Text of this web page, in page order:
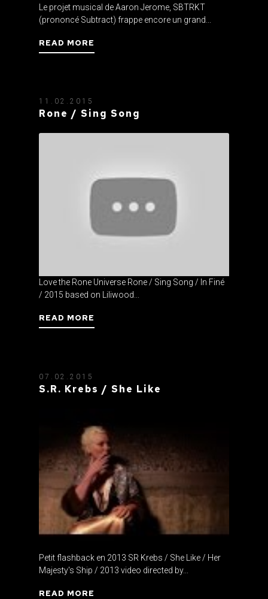
Le projet musical de Aaron Jerome, SBTRKT
(prononcé Subtract) frappe encore un grand...
READ MORE
11.02.2015
Rone / Sing Song
Love the Rone Universe Rone / Sing Song / In Finé
/ 2015 based on Liliwood...
READ MORE
07.02.2015
S.R. Krebs / She Like
Petit flashback en 2013 SR Krebs / She Like / Her
Majesty's Ship / 2013 video directed by...
READ MORE